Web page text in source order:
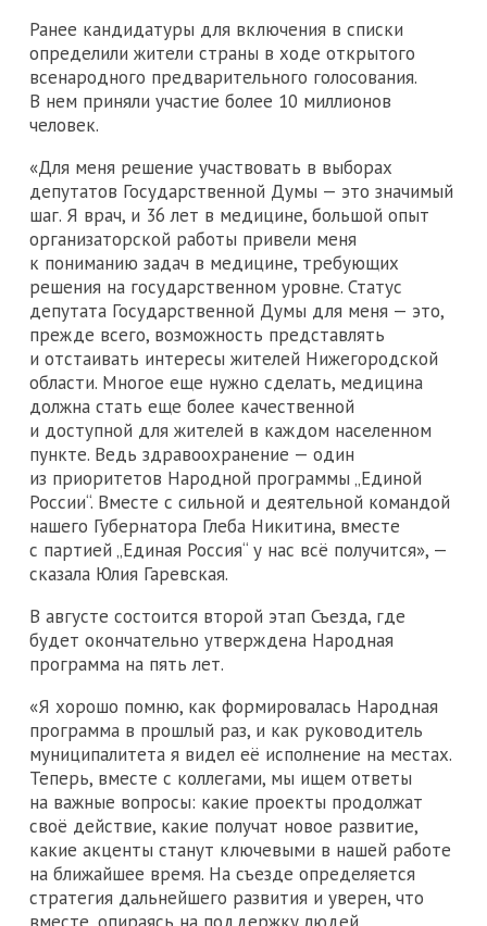
Ранее кандидатуры для включения в списки
определили жители страны в ходе открытого
всенародного предварительного голосования.
В нем приняли участие более 10 миллионов
человек.
«Для меня решение участвовать в выборах
депутатов Государственной Думы — это значимый
шаг. Я врач, и 36 лет в медицине, большой опыт
организаторской работы привели меня
к пониманию задач в медицине, требующих
решения на государственном уровне. Статус
депутата Государственной Думы для меня — это,
прежде всего, возможность представлять
и отстаивать интересы жителей Нижегородской
области. Многое еще нужно сделать, медицина
должна стать еще более качественной
и доступной для жителей в каждом населенном
пункте. Ведь здравоохранение — один
из приоритетов Народной программы „Единой
России“. Вместе с сильной и деятельной командой
нашего Губернатора Глеба Никитина, вместе
с партией „Единая Россия“ у нас всё получится», —
сказала Юлия Гаревская.
В августе состоится второй этап Съезда, где
будет окончательно утверждена Народная
программа на пять лет.
«Я хорошо помню, как формировалась Народная
программа в прошлый раз, и как руководитель
муниципалитета я видел её исполнение на местах.
Теперь, вместе с коллегами, мы ищем ответы
на важные вопросы: какие проекты продолжат
своё действие, какие получат новое развитие,
какие акценты станут ключевыми в нашей работе
на ближайшее время. На съезде определяется
стратегия дальнейшего развития и уверен, что